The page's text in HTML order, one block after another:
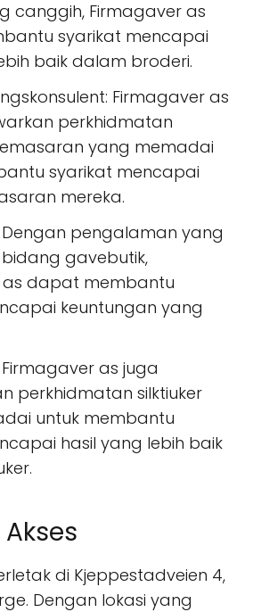
canggih, Firmagaver as
syarikat mencapai
baik dalam broderi.
Firmagaver as
perkhidmatan
yang memadai
syarikat mencapai
mereka.
Dengan pengalaman yang
gavebutik,
as dapat membantu
keuntungan yang
Firmagaver as juga
perkhidmatan silktiuker
untuk membantu
hasil yang lebih baik
di Kjeppestadveien 4,
Dengan lokasi yang